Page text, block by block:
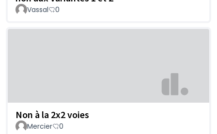
Vassal 0
Non à la 2x2 voies
Mercier 0